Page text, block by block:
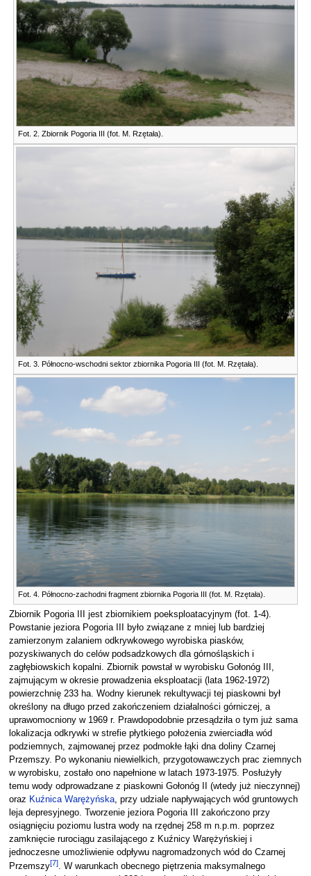
Fot. 2. Zbiornik Pogoria III (fot. M. Rzętała).
Fot. 3. Północno-wschodni sektor zbiornika Pogoria III (fot. M. Rzętała).
Fot. 4. Północno-zachodni fragment zbiornika Pogoria III (fot. M. Rzętała).
Zbiornik Pogoria III jest zbiornikiem poeksploatacyjnym (fot. 1-4).
Powstanie jeziora Pogoria III było związane z mniej lub bardziej
zamierzonym zalaniem odkrywkowego wyrobiska piasków,
pozyskiwanych do celów podsadzkowych dla górnośląskich i
zagłębiowskich kopalni. Zbiornik powstał w wyrobisku Gołonóg III,
zajmującym w okresie prowadzenia eksploatacji (lata 1962-1972)
powierzchnię 233 ha. Wodny kierunek rekultywacji tej piaskowni był
określony na długo przed zakończeniem działalności górniczej, a
uprawomocniony w 1969 r. Prawdopodobnie przesądziła o tym już sama
lokalizacja odkrywki w strefie płytkiego położenia zwierciadła wód
podziemnych, zajmowanej przez podmokłe łąki dna doliny Czarnej
Przemszy. Po wykonaniu niewielkich, przygotowawczych prac ziemnych
w wyrobisku, zostało ono napełnione w latach 1973-1975. Posłużyły
temu wody odprowadzane z piaskowni Gołonóg II (wtedy już nieczynnej)
oraz Kuźnica Warężyńska, przy udziale napływających wód gruntowych
leja depresyjnego. Tworzenie jeziora Pogoria III zakończono przy
osiągnięciu poziomu lustra wody na rzędnej 258 m n.p.m. poprzez
zamknięcie rurociągu zasilającego z Kuźnicy Warężyńskiej i
jednoczesne umożliwienie odpływu nagromadzonych wód do Czarnej
Przemszy[7]. W warunkach obecnego piętrzenia maksymalnego